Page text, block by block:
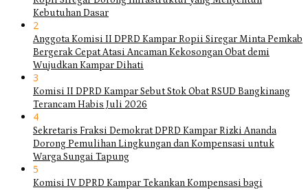
Kebutuhan Dasar
2
Anggota Komisi II DPRD Kampar Ropii Siregar Minta Pemkab
Bergerak Cepat Atasi Ancaman Kekosongan Obat demi
Wujudkan Kampar Dihati
3
Komisi II DPRD Kampar Sebut Stok Obat RSUD Bangkinang
Terancam Habis Juli 2026
4
Sekretaris Fraksi Demokrat DPRD Kampar Rizki Ananda
Dorong Pemulihan Lingkungan dan Kompensasi untuk
Warga Sungai Tapung
5
Komisi IV DPRD Kampar Tekankan Kompensasi bagi